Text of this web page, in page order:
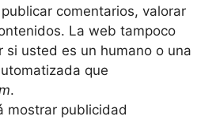
comentarios, valorar
La web tampoco
si usted es un humano o una
que
.
mostrar publicidad